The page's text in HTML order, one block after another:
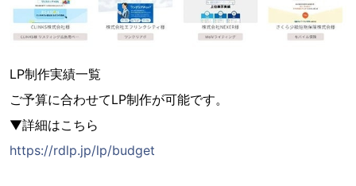
LP制作実績一覧
ご予算に合わせてLP制作が可能です。
▼詳細はこちら
https://rdlp.jp/lp/budget